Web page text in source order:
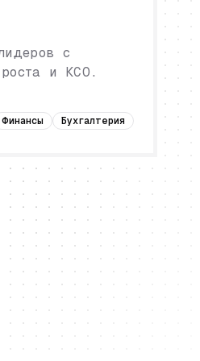
с
и КСО.
Финансы Бухгалтерия